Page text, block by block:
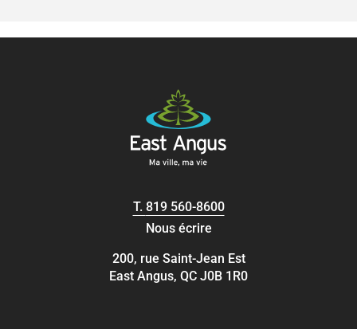
T. 819 560-8600
Nous écrire
200, rue Saint-Jean Est
East Angus, QC J0B 1R0